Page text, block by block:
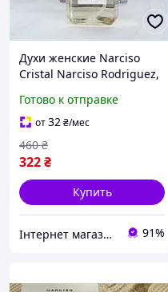
Духи женские Narciso
Cristal Narciso Rodriguez,
Готово к отправке
от32₴/мес
322₴
460 ₴
Купить
Інтернет магазин магазин Top Aroma And Tech 91%